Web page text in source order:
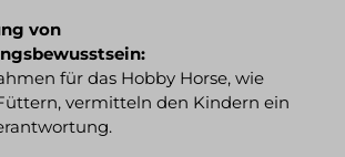
von
für das Hobby Horse, wie
vermitteln den Kindern ein